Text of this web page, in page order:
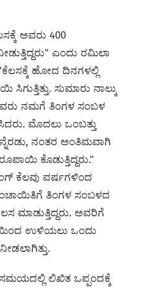
ಅವರು 400
ಎಂದು ರಮಿಲಾ
ಹೋದ ದಿನಗಳಲ್ಲಿ
ಸುಮಾರು ನಾಲ್ಕು
ನಮಗೆ ತಿಂಗಳ ಸಂಬಳ
ಮೊದಲು ಒಂಬತ್ತು
ನಂತರ ಅಂತಿಮವಾಗಿ
ಕೊಡುತ್ತಿದ್ದರು."
ಕೆಲವು ವರ್ಷಗಳಿಂದ
ತಿಂಗಳ ಸಂಬಳದ
ಮಾಡುತ್ತಿದ್ದರು. ಅವರಿಗೆ
ಉಳಿಯಲು ಒಂದು
ಲಿಖಿತ ಒಪ್ಪಂದಕ್ಕೆ